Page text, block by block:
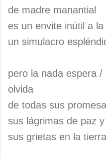
de madre manantial
es un envite inútil a la
un simulacro
pero la nada espera /
olvida
de todas sus
sus lágrimas de paz
sus grietas en la